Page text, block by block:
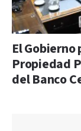
El Gobierno
Propiedad
del Banco